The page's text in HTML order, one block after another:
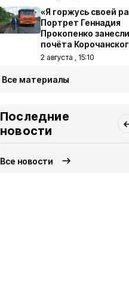
«Я горжусь своей
Портрет Геннадия
Прокопенко
почёта
2 августа , 15:10
Все материалы
Последние
новости
Все новости